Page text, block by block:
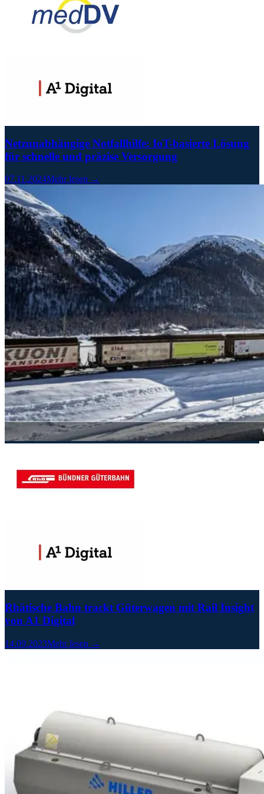
Netzunabhängige Notfallhilfe: IoT-basierte Lösung
für schnelle und präzise Versorgung
07.11.2024Mehr lesen →
Rhätische Bahn trackt Güterwagen mit Rail Insight
von A1 Digital
14.09.2023Mehr lesen →